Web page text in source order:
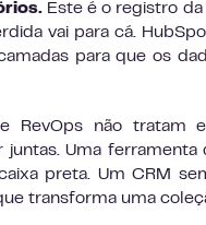
Este é o registro da
vai para cá.
para que os
RevOps não tratam
juntas. Uma
preta. Um CRM
transforma uma